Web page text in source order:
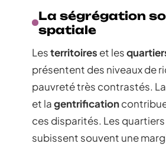
La ségrégation
spatiale
Lesterritoires et les
présentent des niveaux de
pauvreté très contrastés. La
et lagentrification
ces disparités. Les
subissent souvent une